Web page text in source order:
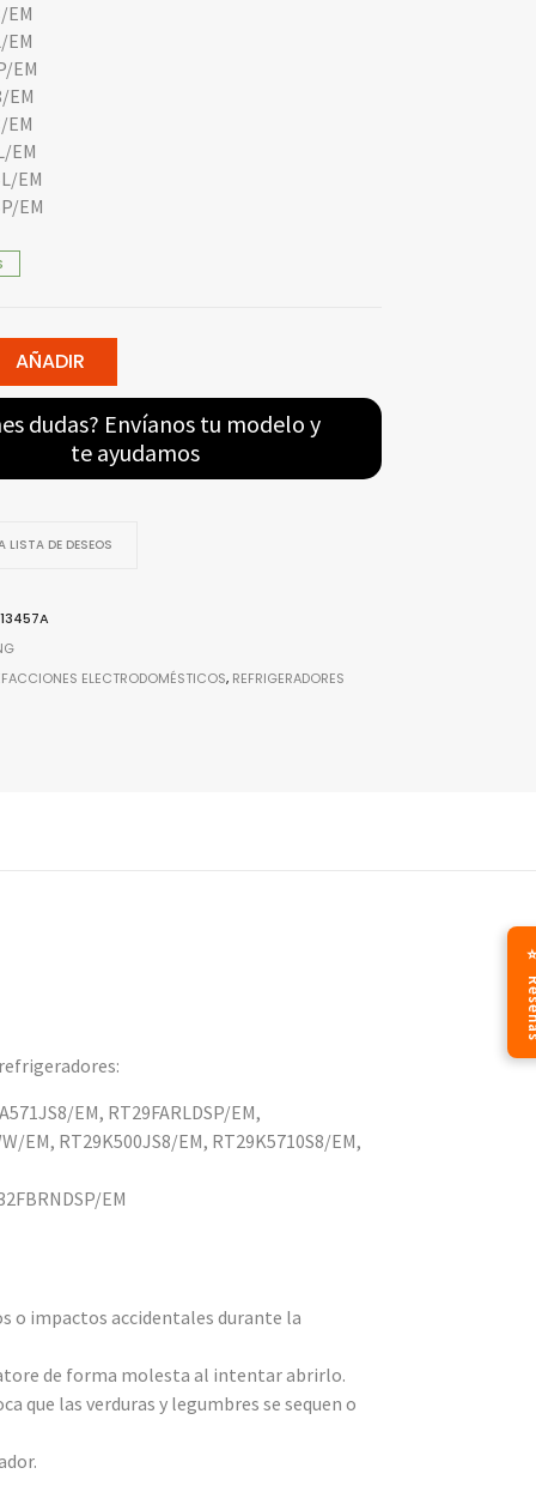
EM
EM
EM
EM
EM
EM
EM
EM
AÑADIR
dudas? Envíanos tu modelo y
te ayudamos
LISTA DE DESEOS
ELECTRODOMÉSTICOS, REFRIGERADORES
EM, RT29FARLDSP/EM,
EM, RT29K500JS8/EM, RT29K5710S8/EM,
EM
o impactos accidentales durante la
de forma molesta al intentar abrirlo.
que las verduras y legumbres se sequen o
⭐